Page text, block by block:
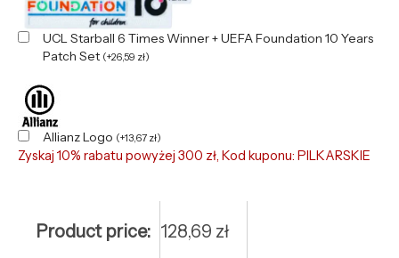
UCL Starball 6 Times Winner + UEFA Foundation 10 Years
Patch Set (+26,59 zł)
Allianz Logo (+13,67 zł)
Zyskaj 10% rabatu powyżej 300 zł, Kod kuponu: PILKARSKIE
Product price: 128,69 zł